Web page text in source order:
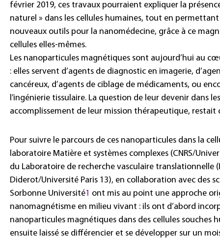
février 2019, ces travaux pourraient expliquer la
naturel » dans les cellules humaines, tout en permettant
nouveaux outils pour la nanomédecine, grâce à ce
cellules elles-mêmes.
Les nanoparticules magnétiques sont aujourd’hui au
: elles servent d’agents de diagnostic en imagerie,
cancéreux, d’agents de ciblage de médicaments, ou
l’ingénierie tissulaire. La question de leur devenir dans
accomplissement de leur mission thérapeutique, restait
Pour suivre le parcours de ces nanoparticules dans la
laboratoire Matière et systèmes complexes (CNRS/
du Laboratoire de recherche vasculaire translationnelle
Diderot/Université Paris 13), en collaboration avec des
Sorbonne Université1 ont mis au point une approche
nanomagnétisme en milieu vivant : ils ont d’abord
nanoparticules magnétiques dans des cellules souches
ensuite laissé se différencier et se développer sur un